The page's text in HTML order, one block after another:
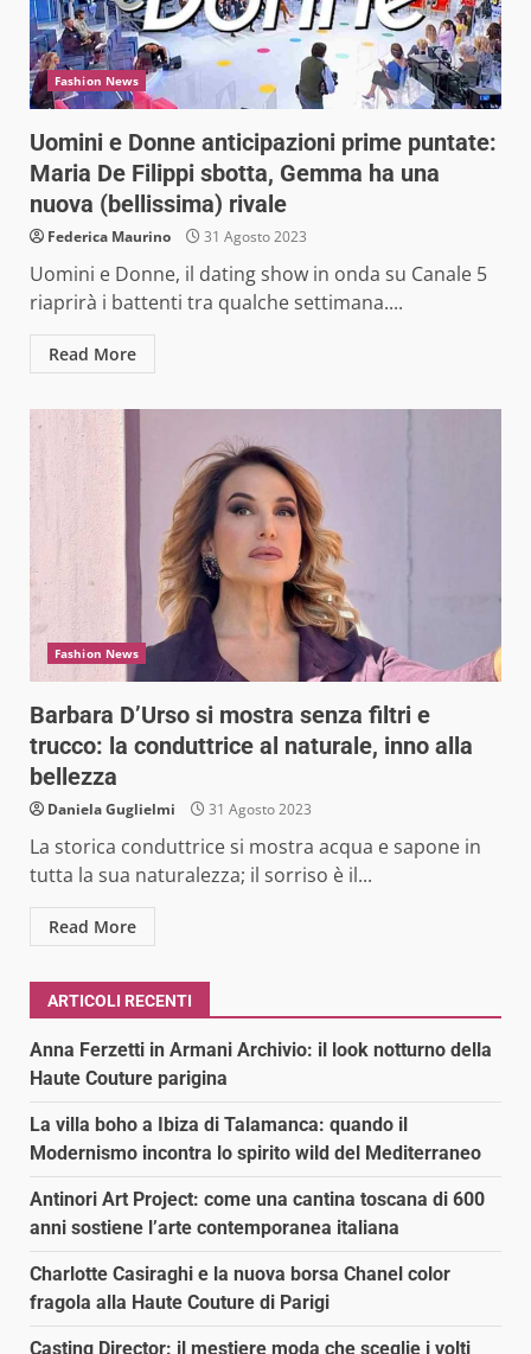
Fashion News
Uomini e Donne anticipazioni prime puntate:
Maria De Filippi sbotta, Gemma ha una
nuova (bellissima) rivale
Federica Maurino 31 Agosto 2023
Uomini e Donne, il dating show in onda su Canale 5
riaprirà i battenti tra qualche settimana....
Read More
Fashion News
Barbara D’Urso si mostra senza filtri e
trucco: la conduttrice al naturale, inno alla
bellezza
Daniela Guglielmi 31 Agosto 2023
La storica conduttrice si mostra acqua e sapone in
tutta la sua naturalezza; il sorriso è il...
Read More
ARTICOLI RECENTI
Anna Ferzetti in Armani Archivio: il look notturno della
Haute Couture parigina
La villa boho a Ibiza di Talamanca: quando il
Modernismo incontra lo spirito wild del Mediterraneo
Antinori Art Project: come una cantina toscana di 600
anni sostiene l’arte contemporanea italiana
Charlotte Casiraghi e la nuova borsa Chanel color
fragola alla Haute Couture di Parigi
Casting Director: il mestiere moda che sceglie i volti